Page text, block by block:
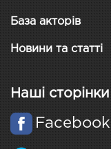
База акторів
Новини та статті
Наші
Facebook